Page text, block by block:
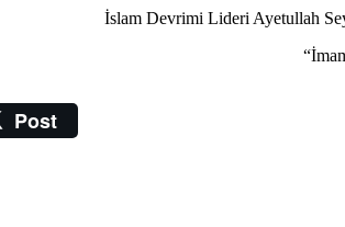
İslam Devrimi Lideri Ayetullah
Post